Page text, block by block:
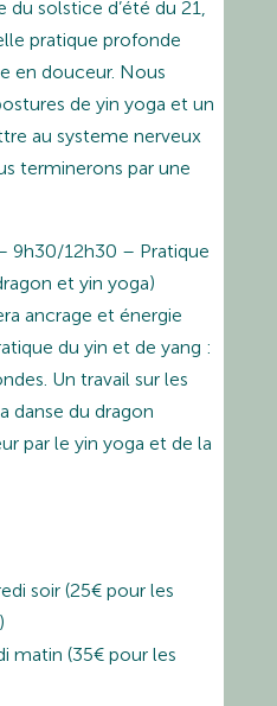
du solstice d’été du 21,
pratique profonde
en douceur. Nous
de yin yoga et un
au systeme nerveux
terminerons par une
9h30/12h30 – Pratique
et yin yoga)
ancrage et énergie
du yin et de yang :
Un travail sur les
danse du dragon
par le yin yoga et de la
soir (25€ pour les
matin (35€ pour les